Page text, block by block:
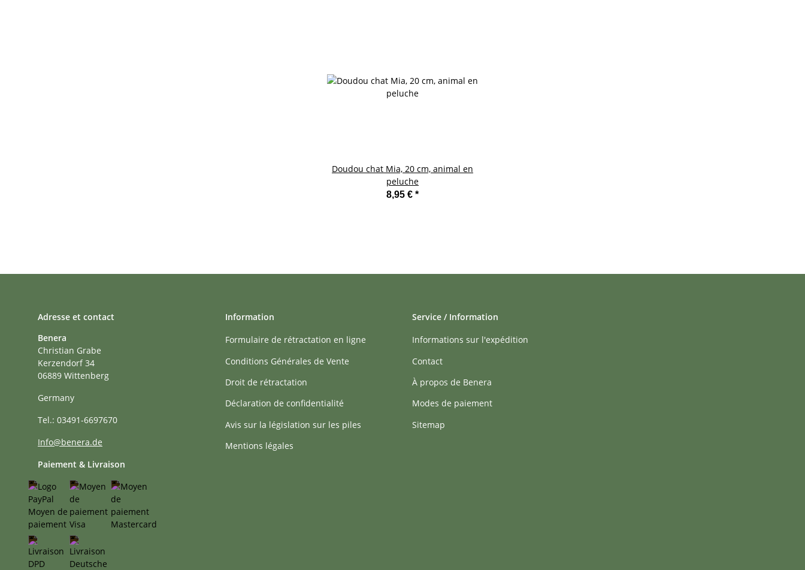
Doudou chat Mia, 20 cm, animal en
peluche
8,95 € *
Adresse et contact
Benera
Christian Grabe
Kerzendorf 34
06889 Wittenberg
Germany
Tel.: 03491-6697670
Info@benera.de
Paiement & Livraison
Information
Formulaire de rétractation en ligne
Conditions Générales de Vente
Droit de rétractation
Déclaration de confidentialité
Avis sur la législation sur les piles
Mentions légales
Service / Information
Informations sur l'expédition
Contact
À propos de Benera
Modes de paiement
Sitemap